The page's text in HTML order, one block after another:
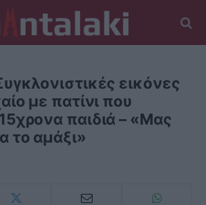
εικόνες
με πατίνι που
παιδιά – «Μας
το αμάξι»